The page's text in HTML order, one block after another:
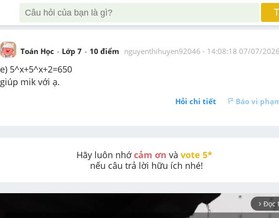
Toán Học Lớp 7 10 điểm nguyenthihuyen92046 - 14:08:18 07/07/2026
e) 5^x+5^x+2=650
giúp mik với ạ.
Hỏi chi tiết Báo vi
Hãy luôn nhớ cảm ơn và vote 5*
nếu câu trả lời hữu ích nhé!
arrow_forward_ios Đọc